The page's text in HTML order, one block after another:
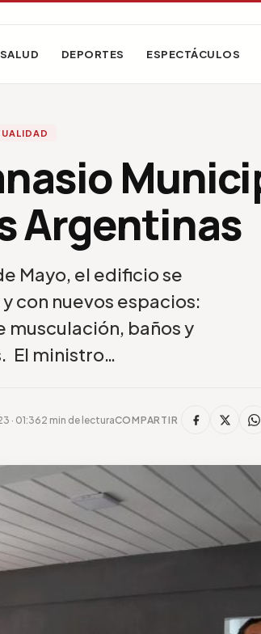
SALUD DEPORTES ESPECTÁCULOS
Argentinas
Mayo, el edificio se
con nuevos espacios:
baños y
El ministro…
· 01:362 min de lecturaCOMPARTIR